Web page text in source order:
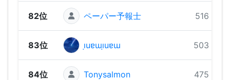
82位 ペーパー予報士 516 pts
83位 ı̣uɐɯı̣uɐɯ 503 pts
84位 Tonysalmon 475 pts